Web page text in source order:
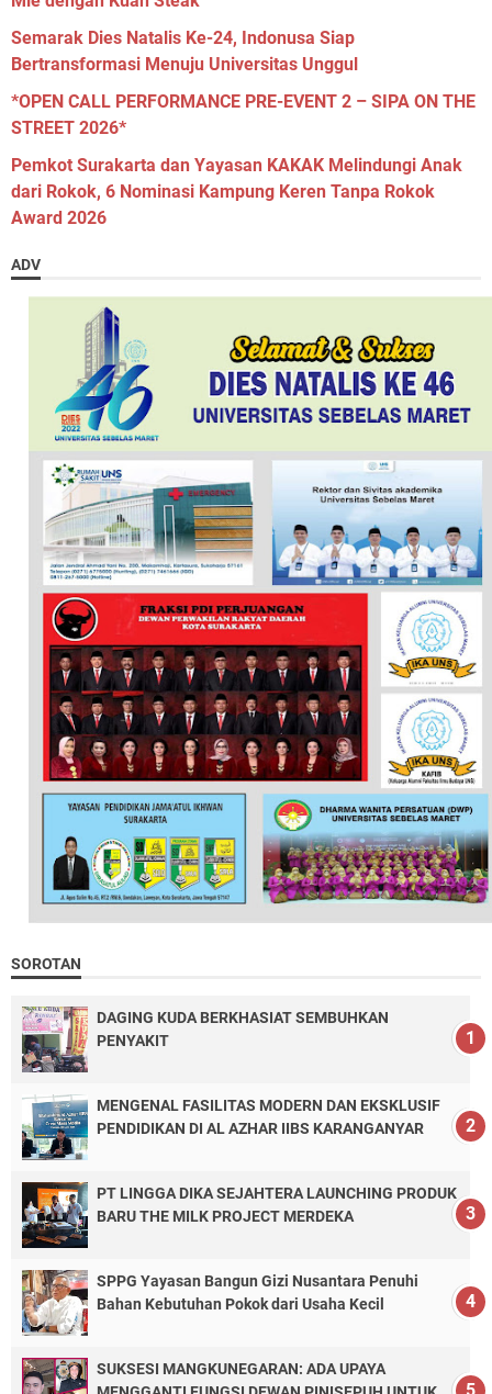
Semarak Dies Natalis Ke-24, Indonusa Siap
Bertransformasi Menuju Universitas Unggul
*OPEN CALL PERFORMANCE PRE-EVENT 2 – SIPA ON THE
STREET 2026*
Pemkot Surakarta dan Yayasan KAKAK Melindungi Anak
dari Rokok, 6 Nominasi Kampung Keren Tanpa Rokok
Award 2026
ADV
SOROTAN
DAGING KUDA BERKHASIAT SEMBUHKAN
PENYAKIT
MENGENAL FASILITAS MODERN DAN EKSKLUSIF
PENDIDIKAN DI AL AZHAR IIBS KARANGANYAR
PT LINGGA DIKA SEJAHTERA LAUNCHING PRODUK
BARU THE MILK PROJECT MERDEKA
SPPG Yayasan Bangun Gizi Nusantara Penuhi
Bahan Kebutuhan Pokok dari Usaha Kecil
SUKSESI MANGKUNEGARAN: ADA UPAYA